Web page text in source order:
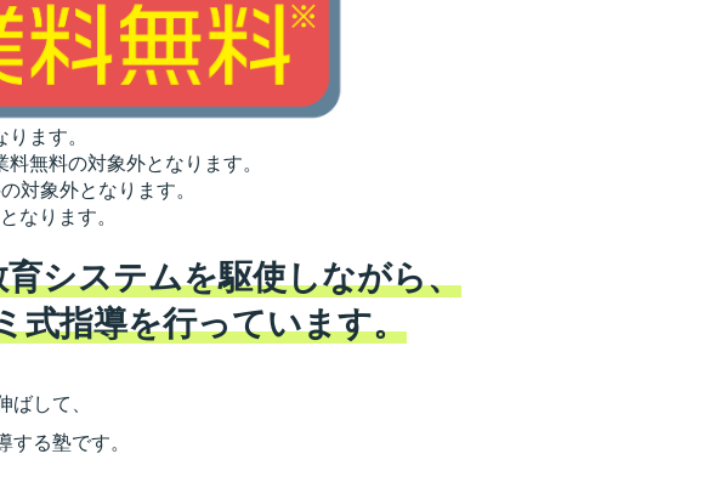
ます。
無料の対象外となります。
対象外となります。
なります。
システムを駆使しながら、
式指導を行っています。
して、
る塾です。